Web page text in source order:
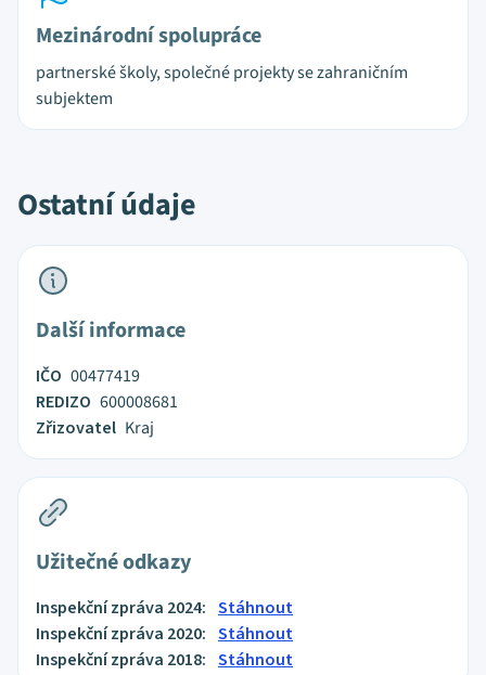
Mezinárodní spolupráce
partnerské školy, společné projekty se zahraničním
subjektem
Ostatní údaje
Další informace
IČO 00477419
REDIZO 600008681
Zřizovatel Kraj
Užitečné odkazy
Inspekční zpráva 2024: Stáhnout
Inspekční zpráva 2020: Stáhnout
Inspekční zpráva 2018: Stáhnout